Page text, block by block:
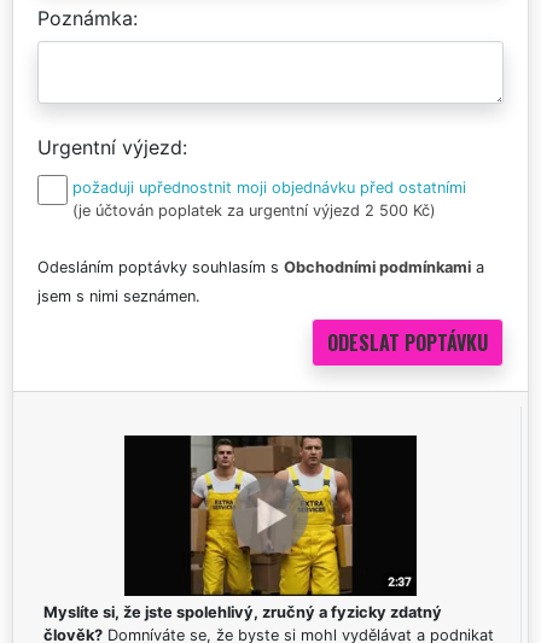
Poznámka
Urgentní výjezd
požaduji upřednostnit moji objednávku před ostatními
(je účtován poplatek za urgentní výjezd 2 500 Kč)
Odesláním poptávky souhlasím s Obchodními podmínkami a
jsem s nimi seznámen.
Myslíte si, že jste spolehlivý, zručný a fyzicky zdatný
člověk? Domníváte se, že byste si mohl vydělávat a podnikat